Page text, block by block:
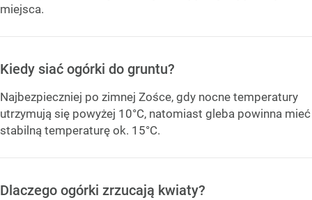
miejsca.
Kiedy siać ogórki do gruntu?
Najbezpieczniej po zimnej Zośce, gdy nocne temperatury
utrzymują się powyżej 10°C, natomiast gleba powinna mieć
stabilną temperaturę ok. 15°C.
Dlaczego ogórki zrzucają kwiaty?